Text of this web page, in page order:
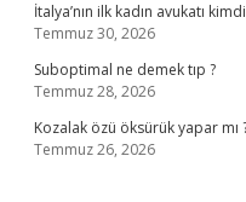
İtalya’nın ilk kadın avukatı
Temmuz 30, 2026
Suboptimal ne demek tıp ?
Temmuz 28, 2026
Kozalak özü öksürük yapar mı
Temmuz 26, 2026